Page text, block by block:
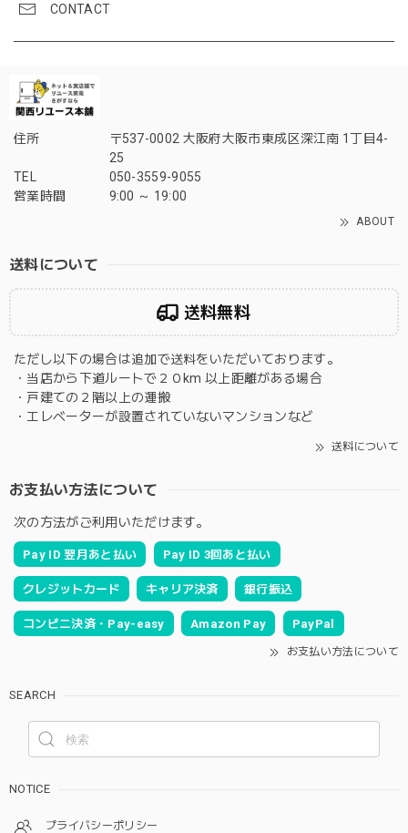
CONTACT
住所
〒537-0002 大阪府大阪市東成区深江南 1丁目4-
25
TEL
050-3559-9055
営業時間
9:00 ～ 19:00
ABOUT
送料について
送料無料
ただし以下の場合は追加で送料をいただいております。
・当店から下道ルートで２０km 以上距離がある場合
・戸建ての２階以上の運搬
・エレベーターが設置されていないマンションなど
送料について
お支払い方法について
次の方法がご利用いただけます。
Pay ID 翌月あと払い Pay ID 3回あと払い
クレジットカード キャリア決済 銀行振込
コンビニ決済・Pay-easy Amazon Pay PayPal
お支払い方法について
SEARCH
NOTICE
プライバシーポリシー